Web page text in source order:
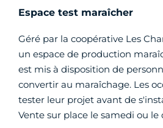
Espace test maraîcher
Géré par la coopérative Les
un espace de production
est mis à disposition de
convertir au maraîchage. Les
tester leur projet avant de
Vente sur place le samedi ou le